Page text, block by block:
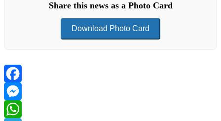
Share this news as a Photo Card
Download Photo Card
Facebook
Messenger